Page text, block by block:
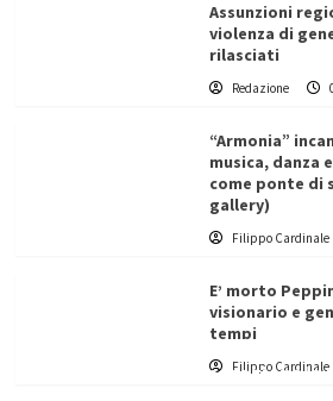
Assunzioni
violenza di
rilasciati
Redazione
“Armonia”
musica, danza
come ponte di
gallery)
Filippo Cardinale
E’ morto
visionario e
tempi
Filippo Cardinale
L’ingegnere saccense
di un progetto transnazionale